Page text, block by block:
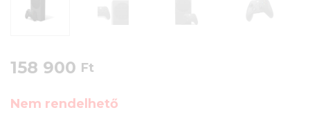
158 900 Ft
Nem rendelhető